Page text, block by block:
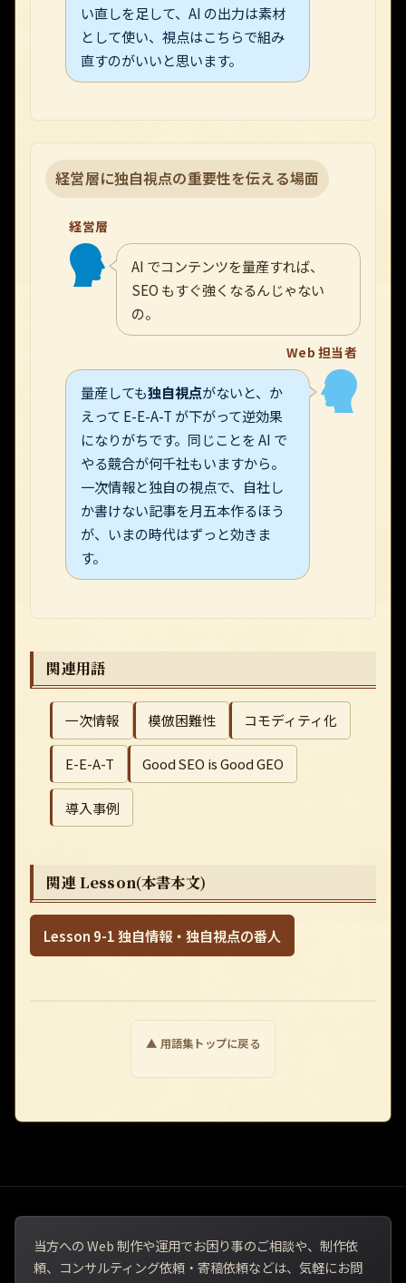
い直しを足して、AI の出力は素材
として使い、視点はこちらで組み
直すのがいいと思います。
経営層に独自視点の重要性を伝える場面
経営層
AI でコンテンツを量産すれば、
SEO もすぐ強くなるんじゃない
の。
Web 担当者
量産しても独自視点がないと、か
えって E-E-A-T が下がって逆効果
になりがちです。同じことを AI で
やる競合が何千社もいますから。
一次情報と独自の視点で、自社し
か書けない記事を月五本作るほう
が、いまの時代はずっと効きま
す。
関連用語
一次情報 模倣困難性 コモディティ化
E-E-A-T Good SEO is Good GEO
導入事例
関連 Lesson(本書本文)
Lesson 9-1 独自情報・独自視点の番人
▲ 用語集トップに戻る
当方への Web 制作や運用でお困り事のご相談や、制作依
頼、コンサルティング依頼・寄稿依頼などは、気軽にお問